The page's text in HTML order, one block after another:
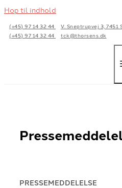
Hop til indhold
(+45) 97 14 32 44 V. Sneptrupvej 3, 7451
(+45) 97 14 32 44
tck@thorsens.dk
PRESSEMEDDELELSE